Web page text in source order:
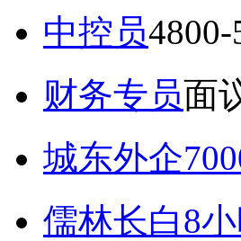
中控员4800-
财务专员面
城东外企
儒林长白8